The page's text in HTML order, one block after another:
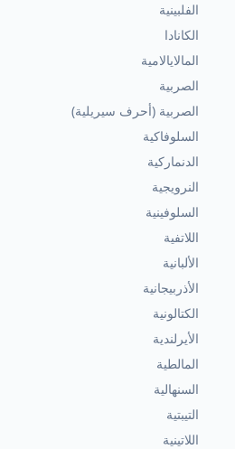
الفلبينية
الكانادا
المالايالامية
الصربية
الصربية (أحرف سيريلية)
السلوفاكية
الدنماركية
النرويجية
السلوفينية
اللاتفية
الألبانية
الأذربيجانية
الكتالونية
الأيرلندية
المالطية
السنهالية
التيبتية
اللاتينية